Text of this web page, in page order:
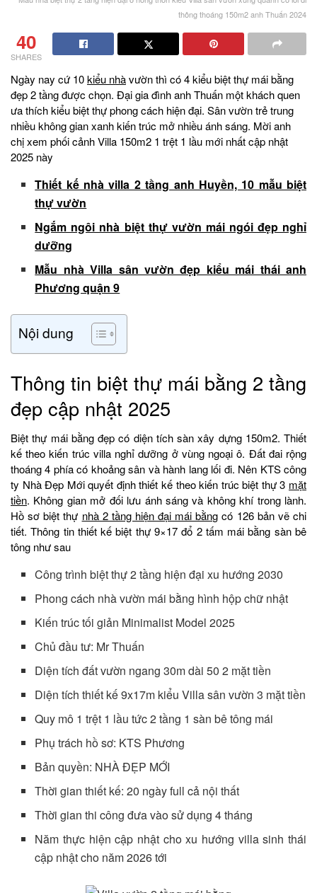
thông thoáng 150m2 anh Thuấn 2024
40
SHARES
Ngày nay cứ 10kiểu nhàvườn thì có 4 kiểu biệt thự mái bằng
đẹp 2 tầng được chọn. Đại gia đình anh Thuấn một khách quen
ưa thích kiểu biệt thự phong cách hiện đại. Sân vườn trẻ trung
nhiều không gian xanh kiến trúc mở nhiều ánh sáng. Mời anh
chị xem phối cảnh Villa 150m2 1 trệt 1 lầu mới nhất cập nhật
2025 này
Thiết kế nhà villa 2 tầng anh Huyền, 10 mẫu biệt
thự vườn
Ngắm ngôi nhà biệt thự vườn mái ngói đẹp nghỉ
dưỡng
Mẫu nhà Villa sân vườn đẹp kiểu mái thái anh
Phương quận 9
Nội dung
Thông tin biệt thự mái bằng 2 tầng
đẹp cập nhật 2025
Biệt thự mái bằng đẹp có diện tích sàn xây dựng 150m2. Thiết
kế theo kiến trúc villa nghỉ dưỡng ở vùng ngoại ô. Đất đai rộng
thoáng 4 phía có khoảng sân và hành lang lối đi. Nên KTS công
ty Nhà Đẹp Mới quyết định thiết kế theo kiến trúc biệt thự 3 mặt
tiền. Không gian mở đối lưu ánh sáng và không khí trong lành.
Hồ sơ biệt thự nhà 2 tầng hiện đại mái bằng có 126 bản vẽ chi
tiết. Thông tin thiết kế biệt thự 9×17 đổ 2 tấm mái bằng sàn bê
tông như sau
Công trình biệt thự 2 tầng hiện đại xu hướng 2030
Phong cách nhà vườn mái bằng hình hộp chữ nhật
Kiến trúc tối giản Minimalist Model 2025
Chủ đầu tư: Mr Thuấn
Diện tích đất vườn ngang 30m dài 50 2 mặt tiền
Diện tích thiết kế 9x17m kiểu Villa sân vườn 3 mặt tiền
Quy mô 1 trệt 1 lầu tức 2 tầng 1 sàn bê tông mái
Phụ trách hồ sơ: KTS Phương
Bản quyền: NHÀ ĐẸP MỚI
Thời gian thiết kế: 20 ngày full cả nội thất
Thời gian thi công đưa vào sử dụng 4 tháng
Năm thực hiện cập nhật cho xu hướng villa sinh thái
cập nhật cho năm 2026 tới